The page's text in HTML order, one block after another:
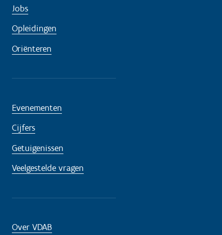
Jobs
Opleidingen
Oriënteren
Evenementen
Cijfers
Getuigenissen
Veelgestelde vragen
Over VDAB